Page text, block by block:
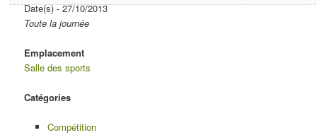
Date(s) - 27/10/2013
Toute la journée
Emplacement
Salle des sports
Catégories
Compétition